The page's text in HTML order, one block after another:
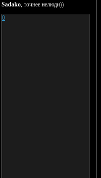
Sadako, точнее нелюди))
0